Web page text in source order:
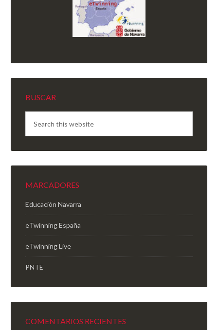
BUSCAR
MARCADORES
Educación Navarra
eTwinning España
eTwinning Live
PNTE
COMENTARIOS RECIENTES